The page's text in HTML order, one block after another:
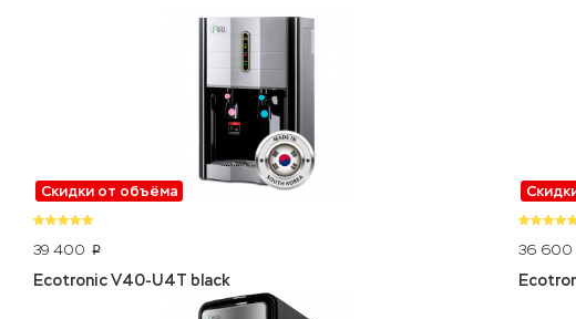
Скидки от объёма
39 400 p
Ecotronic V40-U4T black
36 600